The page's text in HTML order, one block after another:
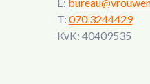
E:
T: 070 3244429
KvK: 40409535